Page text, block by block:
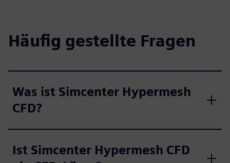
Häufig gestellte Fragen
Was ist Simcenter Hypermesh
CFD?
Ist Simcenter Hypermesh CFD